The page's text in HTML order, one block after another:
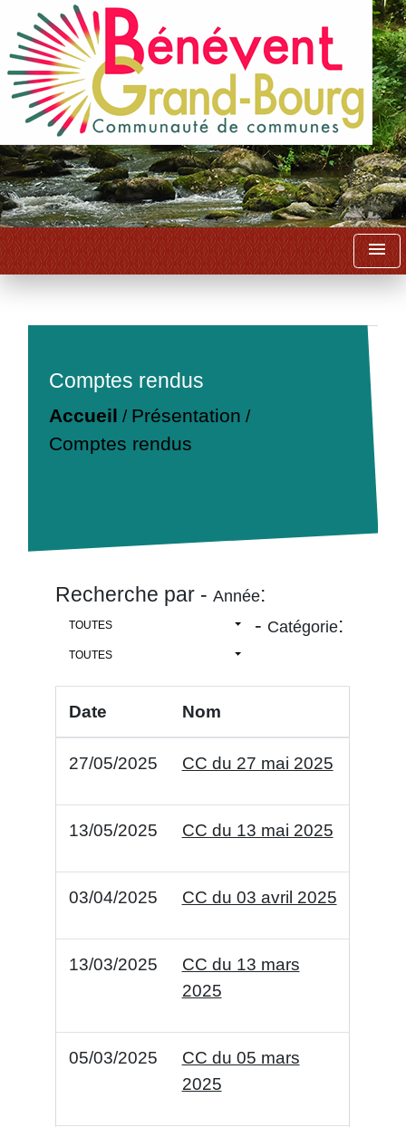
menu
Comptes rendus
Accueil / Présentation /
Comptes rendus
Recherche par -Année:
TOUTES - Catégorie:
TOUTES
Date Nom
27/05/2025 CC du 27 mai 2025
13/05/2025 CC du 13 mai 2025
03/04/2025 CC du 03 avril 2025
13/03/2025
CC du 13 mars
2025
05/03/2025
CC du 05 mars
2025